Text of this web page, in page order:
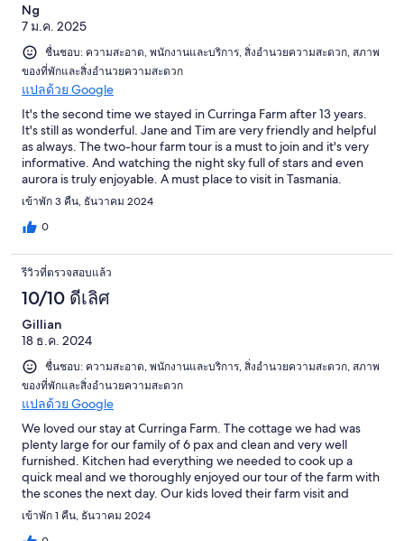
Ng
7 ม.ค. 2025
ชื่นชอบ: ความสะอาด, พนักงานและบริการ, สิ่งอำนวยความสะดวก, สภาพ
ของที่พักและสิ่งอำนวยความสะดวก
แปลด้วย Google
It's the second time we stayed in Curringa Farm after 13 years.
It's still as wonderful. Jane and Tim are very friendly and helpful
as always. The two-hour farm tour is a must to join and it's very
informative. And watching the night sky full of stars and even
aurora is truly enjoyable. A must place to visit in Tasmania.
เข้าพัก 3 คืน, ธันวาคม 2024
0
รีวิวที่ตรวจสอบแล้ว
10/10 ดีเลิศ
Gillian
18 ธ.ค. 2024
ชื่นชอบ: ความสะอาด, พนักงานและบริการ, สิ่งอำนวยความสะดวก, สภาพ
ของที่พักและสิ่งอำนวยความสะดวก
แปลด้วย Google
We loved our stay at Curringa Farm. The cottage we had was
plenty large for our family of 6 pax and clean and very well
furnished. Kitchen had everything we needed to cook up a
quick meal and we thoroughly enjoyed our tour of the farm with
the scones the next day. Our kids loved their farm visit and
being able to feed the alpacas & highland cows & chickens.
Thanks for a lovely time. :)
เข้าพัก 1 คืน, ธันวาคม 2024